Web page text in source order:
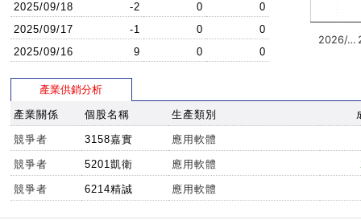
2025/09/18
-2 0
0
2025/09/17
-1 0
0
2025/09/16
9 0 0
2026/…
產業供銷分析
產業關係 個股名稱 生產類別
競爭者 3158嘉實 應用軟體
競爭者 5201凱衛 應用軟體
競爭者 6214精誠 應用軟體